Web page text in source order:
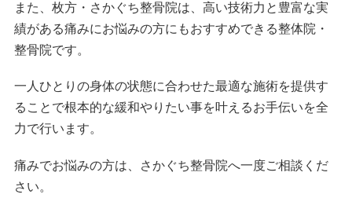
また、枚方・さかぐち整骨院は、高い技術力と豊富な実
績がある痛みにお悩みの方にもおすすめできる整体院・
整骨院です。
一人ひとりの身体の状態に合わせた最適な施術を提供す
ることで根本的な緩和やりたい事を叶えるお手伝いを全
力で行います。
痛みでお悩みの方は、さかぐち整骨院へ一度ご相談くだ
さい。